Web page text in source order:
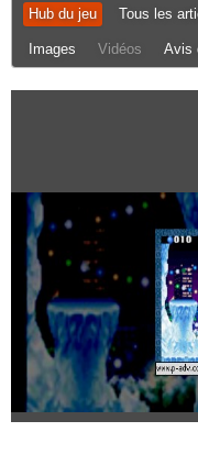
Hub du jeu Tous les
Images Vidéos Avis